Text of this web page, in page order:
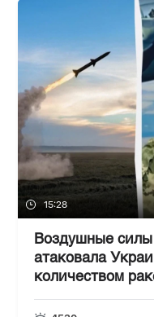
15:28
Воздушные
атаковала
количеством